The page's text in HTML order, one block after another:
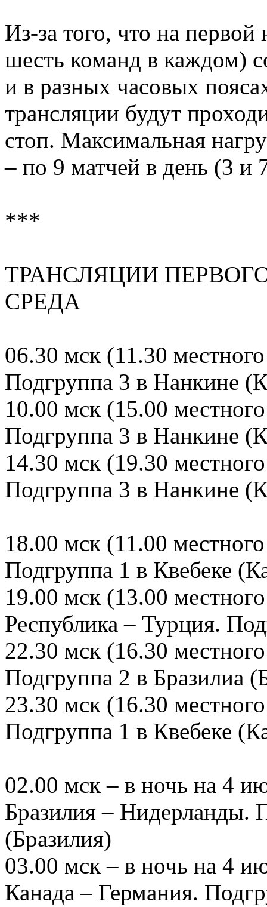
Из-за того, что на
шесть команд в каждом)
и в разных часовых
трансляции будут
стоп. Максимальная
– по 9 матчей в день (3 и
***
ТРАНСЛЯЦИИ
СРЕДА
06.30 мск (11.30
Подгруппа 3 в Нанкине
10.00 мск (15.00
Подгруппа 3 в Нанкине
14.30 мск (19.30
Подгруппа 3 в Нанкине
18.00 мск (11.00
Подгруппа 1 в Квебеке
19.00 мск (13.00
Республика – Турция.
22.30 мск (16.30
Подгруппа 2 в Бразилиа
23.30 мск (16.30
Подгруппа 1 в Квебеке
02.00 мск – в ночь на 4
Бразилия – Нидерланды.
(Бразилия)
03.00 мск – в ночь на 4
Канада – Германия.